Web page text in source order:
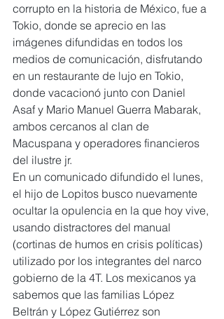
corrupto en la historia de México, fue a
Tokio, donde se aprecio en las
imágenes difundidas en todos los
medios de comunicación, disfrutando
en un restaurante de lujo en Tokio,
donde vacacionó junto con Daniel
Asaf y Mario Manuel Guerra Mabarak,
ambos cercanos al clan de
Macuspana y operadores financieros
del ilustre jr.
En un comunicado difundido el lunes,
el hijo de Lopitos busco nuevamente
ocultar la opulencia en la que hoy vive,
usando distractores del manual
(cortinas de humos en crisis políticas)
utilizado por los integrantes del narco
gobierno de la 4T. Los mexicanos ya
sabemos que las familias López
Beltrán y López Gutiérrez son